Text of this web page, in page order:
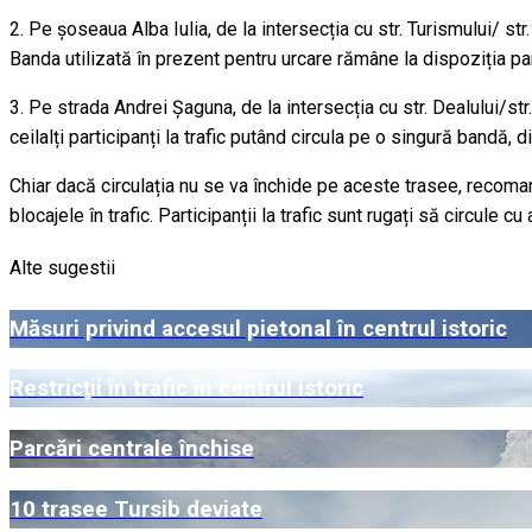
2. Pe șoseaua Alba Iulia, de la intersecția cu str. Turismului/
Banda utilizată în prezent pentru urcare rămâne la dispoziția
3. Pe strada Andrei Șaguna, de la intersecția cu str. Dealului/
ceilalți participanți la trafic putând circula pe o singură bandă,
Chiar dacă circulația nu se va închide pe aceste trasee,
blocajele în trafic. Participanții la trafic sunt rugați să circule
Alte sugestii
Măsuri privind accesul pietonal în centrul istoric
Restricții în trafic în centrul istoric
Parcări centrale închise
10 trasee Tursib deviate